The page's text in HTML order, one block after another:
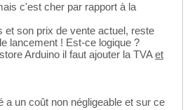
c'est cher par rapport à la
et son prix de vente actuel, reste
lancement ! Est-ce logique ?
Arduino il faut ajouter la TVAet
a un coût non négligeable et sur ce